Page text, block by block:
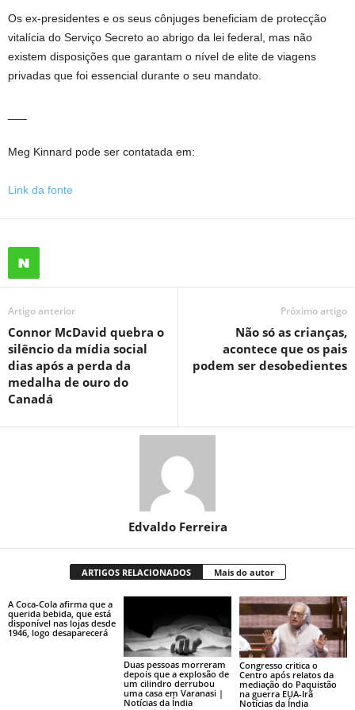
Os ex-presidentes e os seus cônjuges beneficiam de protecção
vitalícia do Serviço Secreto ao abrigo da lei federal, mas não
existem disposições que garantam o nível de elite de viagens
privadas que foi essencial durante o seu mandato.
Meg Kinnard pode ser contatada em:
Link da fonte
Artigo anterior
Connor McDavid quebra o
silêncio da mídia social
dias após a perda da
medalha de ouro do
Canadá
Próximo artigo
Não só as crianças,
acontece que os pais
podem ser desobedientes
Edvaldo Ferreira
ARTIGOS RELACIONADOS Mais do autor
A Coca-Cola afirma que a
querida bebida, que está
disponível nas lojas desde
1946, logo desaparecerá
Duas pessoas morreram
depois que a explosão de
um cilindro derrubou
uma casa em Varanasi |
Notícias da Índia
Congresso critica o
Centro após relatos da
mediação do Paquistão
na guerra EUA-Irã
Notícias da Índia